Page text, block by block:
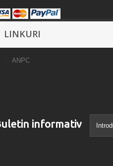
LINKURI
ANPC
informativ